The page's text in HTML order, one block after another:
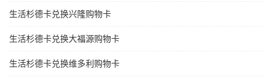
生活杉德卡兑换兴隆购物卡
生活杉德卡兑换大福源购物卡
生活杉德卡兑换维多利购物卡